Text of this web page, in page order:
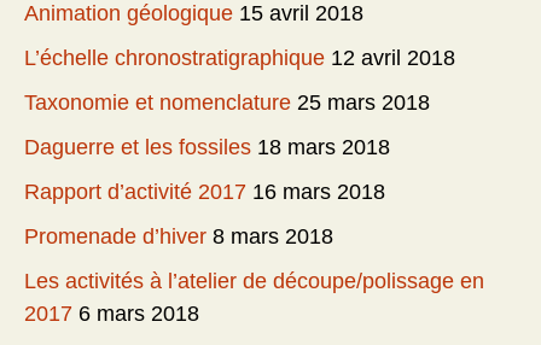
Animation géologique 15 avril 2018
L’échelle chronostratigraphique 12 avril 2018
Taxonomie et nomenclature 25 mars 2018
Daguerre et les fossiles 18 mars 2018
Rapport d’activité 2017 16 mars 2018
Promenade d’hiver 8 mars 2018
Les activités à l’atelier de découpe/polissage en
2017 6 mars 2018